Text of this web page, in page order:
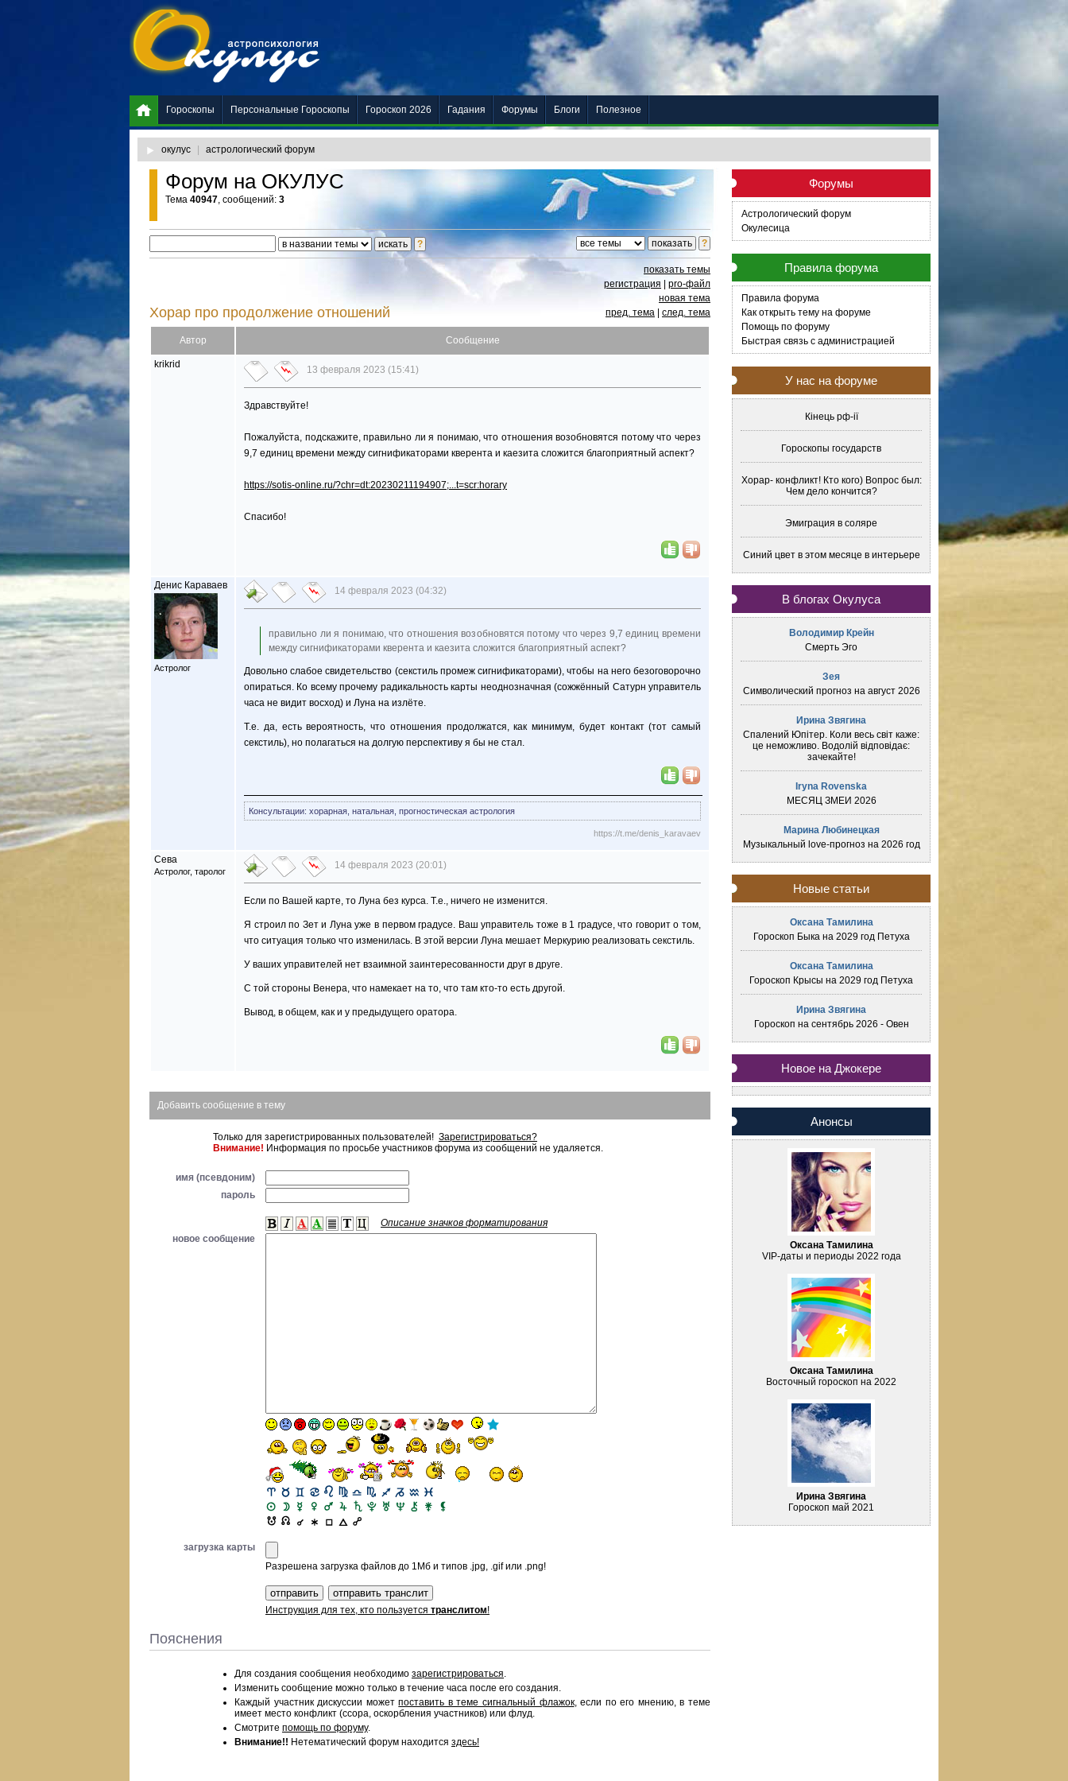
окулус астрологический форум
Форум на ОКУЛУС
Тема 40947, сообщений: 3
Хорар про продолжение отношений
показать темы
регистрация
pro-файл
новая тема
пред. тема
след. тема
Автор Сообщение
krikrid 13 февраля 2023 (15:41)
Здравствуйте!
Пожалуйста, подскажите, правильно ли я понимаю, что отношения возобновятся потому что через
9,7 единиц времени между сигнификаторами кверента и каезита сложится благоприятный аспект?
https://sotis-online.ru/?chr=dt:20230211194907;...t=scr:horary
Спасибо!
Денис Караваев
Астролог
14 февраля 2023 (04:32)
правильно ли я понимаю, что отношения возобновятся потому что через 9,7 единиц времени
между сигнификаторами кверента и каезита сложится благоприятный аспект?
Довольно слабое свидетельство (секстиль промеж сигнификаторами), чтобы на него безоговорочно
опираться. Ко всему прочему радикальность карты неоднозначная (сожжённый Сатурн управитель
часа не видит восход) и Луна на излёте.
Т.е. да, есть вероятность, что отношения продолжатся, как минимум, будет контакт (тот самый
секстиль), но полагаться на долгую перспективу я бы не стал.
Консультации: хорарная, натальная, прогностическая астрология
https://t.me/denis_karavaev
Сева
Астролог, таролог
14 февраля 2023 (20:01)
Если по Вашей карте, то Луна без курса. Т.е., ничего не изменится.
Я строил по Зет и Луна уже в первом градусе. Ваш управитель тоже в 1 градусе, что говорит о том,
что ситуация только что изменилась. В этой версии Луна мешает Меркурию реализовать секстиль.
У ваших управителей нет взаимной заинтересованности друг в друге.
С той стороны Венера, что намекает на то, что там кто-то есть другой.
Вывод, в общем, как и у предыдущего оратора.
Добавить сообщение в тему
Только для зарегистрированных пользователей! Зарегистрироваться?
Внимание! Информация по просьбе участников форума из сообщений не удаляется.
имя (псевдоним)
пароль
Описание значков форматирования
новое сообщение
загрузка карты
Разрешена загрузка файлов до 1Мб и типов .jpg, .gif или .png!
Инструкция для тех, кто пользуется транслитом!
Пояснения
Для создания сообщения необходимо зарегистрироваться.
Изменить сообщение можно только в течение часа после его создания.
Каждый участник дискуссии можетпоставить в теме сигнальный флажок, если по его мнению, в теме
имеет место конфликт (ссора, оскорбления участников) или флуд.
Смотрите помощь по форуму.
Внимание!! Нетематический форум находится здесь!
Форумы
Астрологический форум
Окулесица
Правила форума
Правила форума
Как открыть тему на форуме
Помощь по форуму
Быстрая связь с администрацией
У нас на форуме
Кінець рф-ії
Гороскопы государств
Хорар- конфликт! Кто кого) Вопрос был:
Чем дело кончится?
Эмиграция в соляре
Синий цвет в этом месяце в интерьере
В блогах Окулуса
Володимир Крейн
Смерть Эго
Зея
Символический прогноз на август 2026
Ирина Звягина
Спалений Юпітер. Коли весь світ каже:
це неможливо. Водолій відповідає:
зачекайте!
Iryna Rovenska
МЕСЯЦ ЗМЕИ 2026
Марина Любинецкая
Музыкальный love-прогноз на 2026 год
Новые статьи
Оксана Тамилина
Гороскоп Быка на 2029 год Петуха
Оксана Тамилина
Гороскоп Крысы на 2029 год Петуха
Ирина Звягина
Гороскоп на сентябрь 2026 - Овен
Новое на Джокере
Анонсы
Оксана Тамилина
VIP-даты и периоды 2022 года
Оксана Тамилина
Восточный гороскоп на 2022
Ирина Звягина
Гороскоп май 2021
Гороскопы Персональные Гороскопы Гороскоп 2026 Гадания Форумы Блоги Полезное